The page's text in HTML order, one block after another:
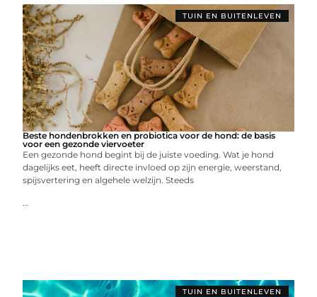
TUIN EN BUITENLEVEN
Beste hondenbrokken en probiotica voor de hond: de basis
voor een gezonde viervoeter
Een gezonde hond begint bij de juiste voeding. Wat je hond
dagelijks eet, heeft directe invloed op zijn energie, weerstand,
spijsvertering en algehele welzijn. Steeds
...
TUIN EN BUITENLEVEN